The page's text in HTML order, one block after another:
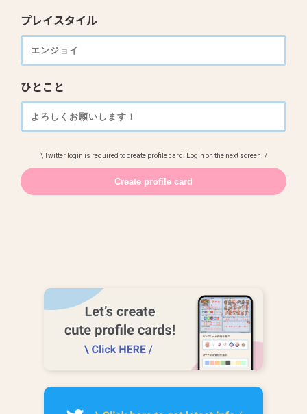
プレイスタイル
ひとこと
\ Twitter login is required to create profile card. Login on the next screen. /